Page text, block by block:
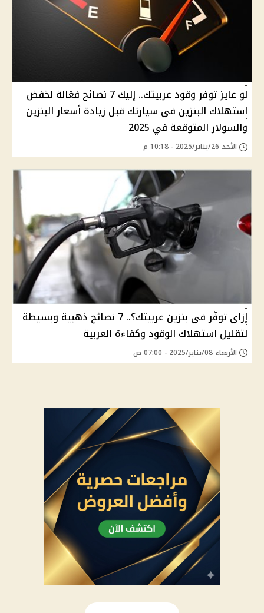
لو عايز توفر وقود عربيتك.. إليك 7 نصائح فعّالة لخفض
استهلاك البنزين في سيارتك قبل زيادة أسعار البنزين
والسولار المتوقعة في 2025
الأحد 26/يناير/2025 - 10:18 م
إزاي توفّر في بنزين عربيتك؟.. 7 نصائح ذهبية وبسيطة
لتقليل استهلاك الوقود وكفاءة العربية
الأربعاء 08/يناير/2025 - 07:00 ص